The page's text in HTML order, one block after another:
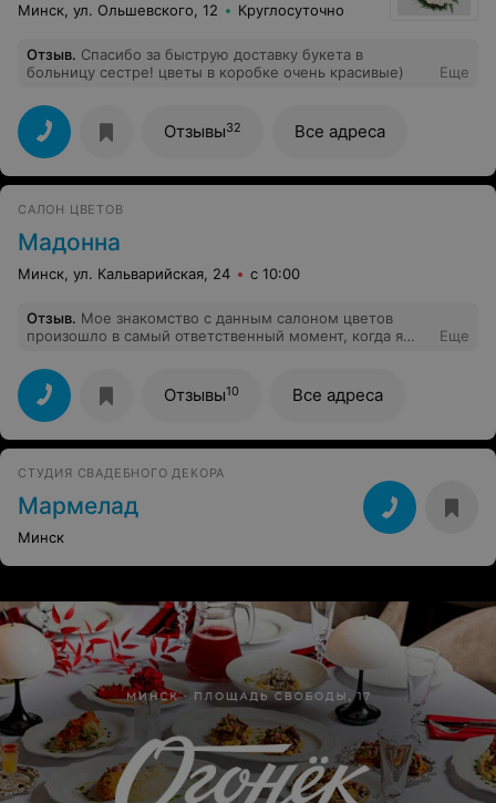
Минск, ул. Ольшевского, 12 Круглосуточно
Отзыв. Спасибо за быструю доставку букета в
больницу сестре! цветы в коробке очень красивые)
Еще
Отзывы32 Все адреса
САЛОН ЦВЕТОВ
Мадонна
Минск, ул. Кальварийская, 24 с 10:00
Отзыв. Мое знакомство с данным салоном цветов
произошло в самый ответственный момент, когда я
около ст.м. Каменная Горка, вообщем мест где купить
цветы много, но вот букет, оказалось проблематично...
Обойдя 4 цветочных магазина, того что хотел не
нашел и почти потеряв надежду, решил зайти в
недавно открытый Алми, во-первых посмотреть на сам
мне повезет и я найду что хотел. Что и произошло.
Побеседовал с высокой, милой девушкой по имени
Алёна, объяснил ей что мне нужно и для чего. Поняв,
что мне нужно, она тут же принялась готовить букет.
Буквально через несколько минут, я получил
желаемое, с некоторыми доработками самой Алёны,
девушка, которая сказала мне долгожданное "Да!".
Спасибо вашему магазину и особое спасибо Алёне, за
внимательный и ответственный подход! Алёна,
встретил бы Тебя раньше, сделал бы предложение
Тебе!
Еще
Отзывы10 Все адреса
СТУДИЯ СВАДЕБНОГО ДЕКОРА
Мармелад
Минск